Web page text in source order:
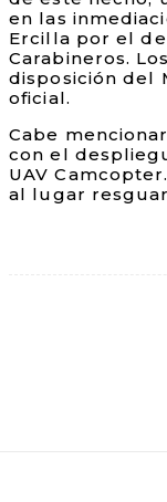
en las
Ercilla por el
Carabineros.
disposición del
oficial.
Cabe
con el
UAV
al lugar